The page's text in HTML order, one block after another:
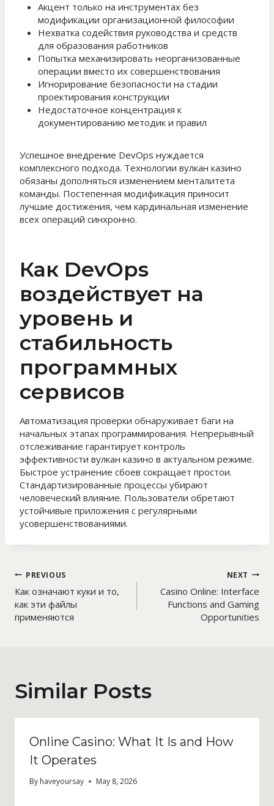
Акцент только на инструментах без
модификации организационной философии
Нехватка содействия руководства и средств
для образования работников
Попытка механизировать неорганизованные
операции вместо их совершенствования
Игнорирование безопасности на стадии
проектирования конструкции
Недостаточное концентрация к
документированию методик и правил
Успешное внедрение DevOps нуждается
комплексного подхода. Технологии вулкан казино
обязаны дополняться изменением менталитета
команды. Постепенная модификация приносит
лучшие достижения, чем кардинальная изменение
всех операций синхронно.
Как DevOps
воздействует на
уровень и
стабильность
программных
сервисов
Автоматизация проверки обнаруживает баги на
начальных этапах программирования. Непрерывный
отслеживание гарантирует контроль
эффективности вулкан казино в актуальном режиме.
Быстрое устранение сбоев сокращает простои.
Стандартизированные процессы убирают
человеческий влияние. Пользователи обретают
устойчивые приложения с регулярными
усовершенствованиями.
Post
navigation
PREVIOUS
Как означают куки и то,
как эти файлы
применяются
NEXT
Casino Online: Interface
Functions and Gaming
Opportunities
Similar Posts
Online Casino: What It Is and How
It Operates
By haveyoursay May 8, 2026